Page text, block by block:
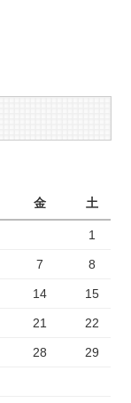
金 土
1
7 8
14 15
21 22
28 29